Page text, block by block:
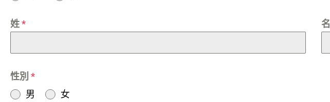
姓* 名
性別 *
男
女